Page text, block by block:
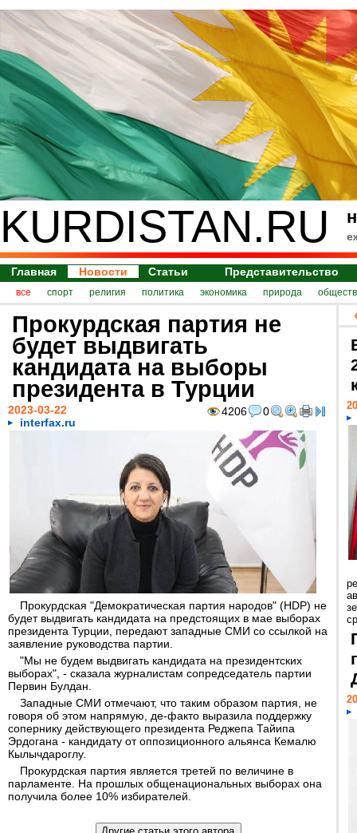
KURDISTAN.RU
Главная Новости Статьи Представительство
все спорт религия политика экономика природа
Прокурдская партия не
будет выдвигать
кандидата на выборы
президента в Турции
4206 0
2023-03-22
interfax.ru
Прокурдская "Демократическая партия народов" (HDP) не
будет выдвигать кандидата на предстоящих в мае выборах
президента Турции, передают западные СМИ со ссылкой на
заявление руководства партии.
"Мы не будем выдвигать кандидата на президентских
выборах", - сказала журналистам сопредседатель партии
Первин Булдан.
Западные СМИ отмечают, что таким образом партия, не
говоря об этом напрямую, де-факто выразила поддержку
сопернику действующего президента Реджепа Тайипа
Эрдогана - кандидату от оппозиционного альянса Кемалю
Кылычдароглу.
Прокурдская партия является третей по величине в
парламенте. На прошлых общенациональных выборах она
получила более 10% избирателей.